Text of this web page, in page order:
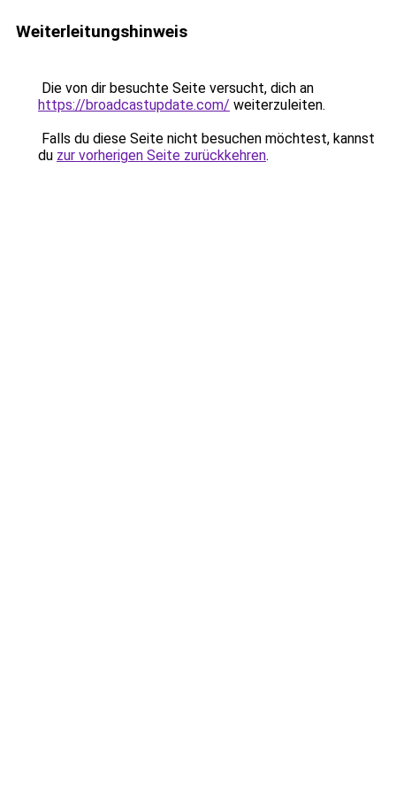
Weiterleitungshinweis
Die von dir besuchte Seite versucht, dich an
https://broadcastupdate.com/ weiterzuleiten.
Falls du diese Seite nicht besuchen möchtest, kannst
du zur vorherigen Seite zurückkehren.